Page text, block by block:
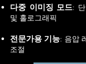
다중 이미징 모드:
및 홀로그래픽
전문가용 기능: 음압
조절